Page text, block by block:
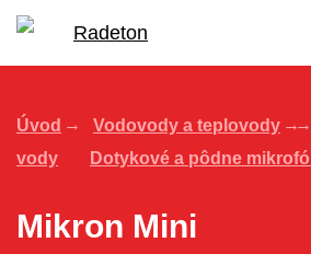
Úvod Vodovody a teplovody
vody
Dotykové a pôdne
Mikron Mini